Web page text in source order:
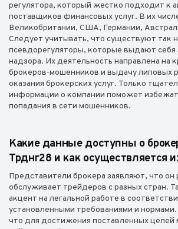
регулятора, который жестко подходит к
поставщиков финансовых услуг. В их
Великобритании, США, Германии,
Следует учитывать, что существуют так
псевдорегуляторы, которые выдают себя
надзора. Их деятельность направлена на
брокеров-мошенников и выдачу липовых
оказания брокерских услуг. Только
информации о компании поможет
попадания в сети мошенников.
Какие данные доступны о
Трднг28 и как осуществляется
Представители брокера заявляют, что он
обслуживает трейдеров с разных стран.
акцент на легальной работе в
установленными требованиями и
что для достижения поставленных целей